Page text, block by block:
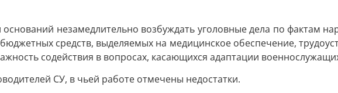
незамедлительно возбуждать уголовные дела по фактам
средств, выделяемых на медицинское обеспечение,
содействия в вопросах, касающихся адаптации
СУ, в чьей работе отмечены недостатки.